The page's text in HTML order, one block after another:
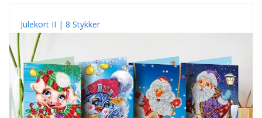
Julekort II | 8 Stykker